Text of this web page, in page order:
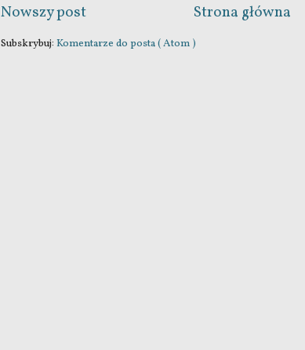
Nowszy post Strona główna
Subskrybuj: Komentarze do posta ( Atom )